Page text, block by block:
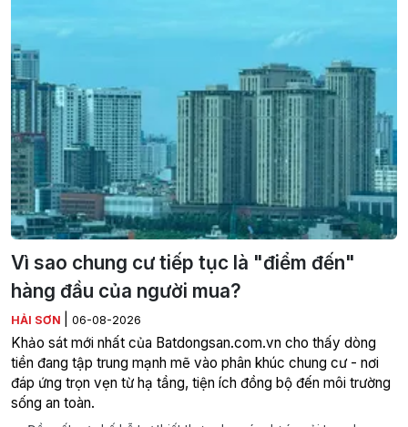
Vì sao chung cư tiếp tục là "điểm đến"
hàng đầu của người mua?
HẢI SƠN 06-08-2026
Khảo sát mới nhất của Batdongsan.com.vn cho thấy dòng
tiền đang tập trung mạnh mẽ vào phân khúc chung cư - nơi
đáp ứng trọn vẹn từ hạ tầng, tiện ích đồng bộ đến môi trường
sống an toàn.